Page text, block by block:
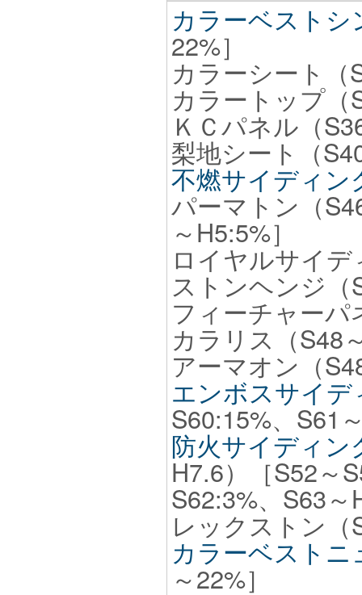
カラーベストシ
22%］
カラーシート（
カラートップ（
ＫＣパネル（
梨地シート（
不燃サイディン
パーマトン（
～H5:5%］
ロイヤルサイ
ストンヘンジ（
フィーチャーパ
カラリス（S48
アーマオン（
エンボスサイデ
S60:15%、S61
防火サイディン
H7.6）［S52～
S62:3%、S63～
レックストン（
カラーベスト
～22%］